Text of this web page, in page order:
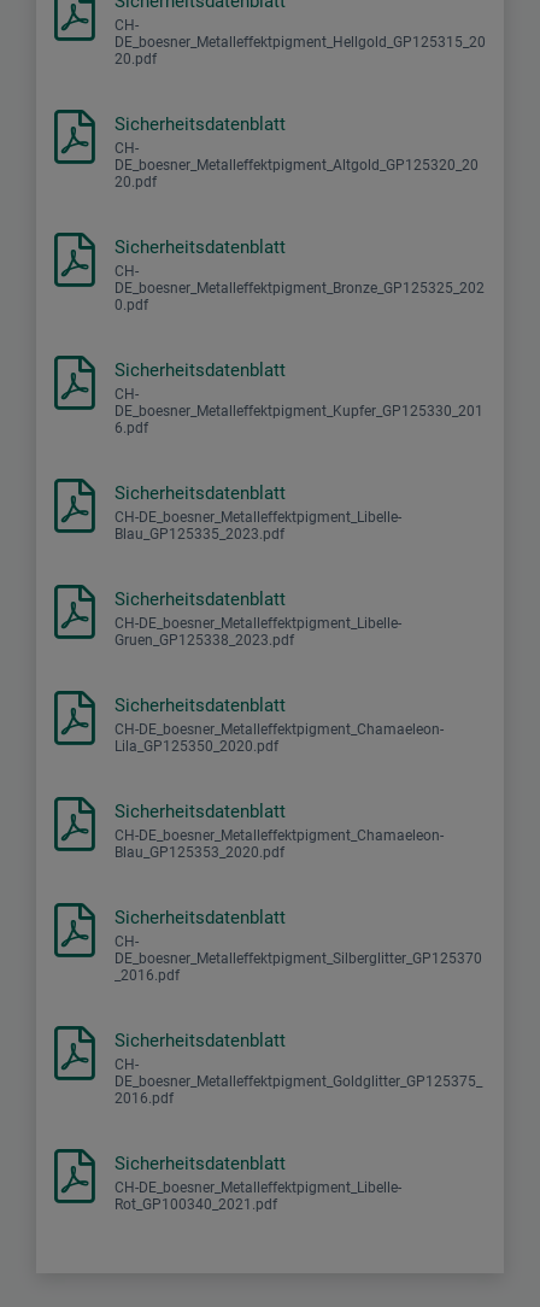
CH-
DE_boesner_Metalleffektpigment_Hellgold_GP125315_20
20.pdf
Sicherheitsdatenblatt
CH-
DE_boesner_Metalleffektpigment_Altgold_GP125320_20
20.pdf
Sicherheitsdatenblatt
CH-
DE_boesner_Metalleffektpigment_Bronze_GP125325_202
0.pdf
Sicherheitsdatenblatt
CH-
DE_boesner_Metalleffektpigment_Kupfer_GP125330_201
6.pdf
Sicherheitsdatenblatt
CH-DE_boesner_Metalleffektpigment_Libelle-
Blau_GP125335_2023.pdf
Sicherheitsdatenblatt
CH-DE_boesner_Metalleffektpigment_Libelle-
Gruen_GP125338_2023.pdf
Sicherheitsdatenblatt
CH-DE_boesner_Metalleffektpigment_Chamaeleon-
Lila_GP125350_2020.pdf
Sicherheitsdatenblatt
CH-DE_boesner_Metalleffektpigment_Chamaeleon-
Blau_GP125353_2020.pdf
Sicherheitsdatenblatt
CH-
DE_boesner_Metalleffektpigment_Silberglitter_GP125370
_2016.pdf
Sicherheitsdatenblatt
CH-
DE_boesner_Metalleffektpigment_Goldglitter_GP125375_
2016.pdf
Sicherheitsdatenblatt
CH-DE_boesner_Metalleffektpigment_Libelle-
Rot_GP100340_2021.pdf